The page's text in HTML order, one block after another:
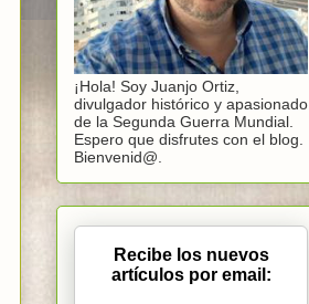
¡Hola! Soy Juanjo Ortiz,
divulgador histórico y apasionado
de la Segunda Guerra Mundial.
Espero que disfrutes con el blog.
Bienvenid@.
Recibe los nuevos
artículos por email: